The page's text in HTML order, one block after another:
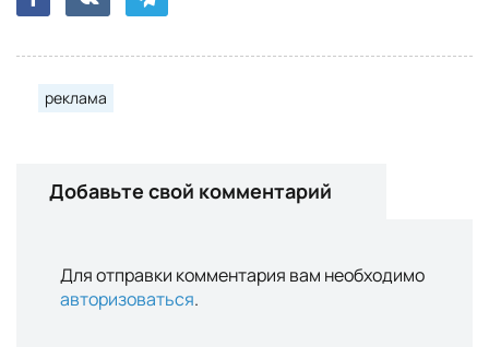
реклама
Добавьте свой комментарий
Для отправки комментария вам необходимо
авторизоваться.